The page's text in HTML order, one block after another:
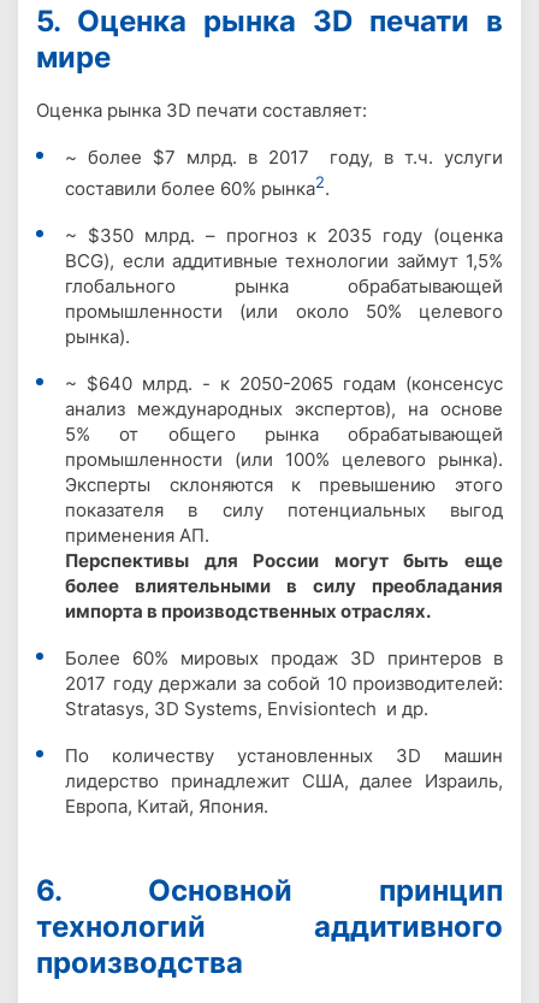
5. Оценка рынка 3D печати в
мире
Оценка рынка 3D печати составляет:
~ более $7 млрд. в 2017 году, в т.ч. услуги
составили более 60% рынка2.
~ $350 млрд. – прогноз к 2035 году (оценка
BCG), если аддитивные технологии займут 1,5%
глобального рынка обрабатывающей
промышленности (или около 50% целевого
рынка).
~ $640 млрд. - к 2050-2065 годам (консенсус
анализ международных экспертов), на основе
5% от общего рынка обрабатывающей
промышленности (или 100% целевого рынка).
Эксперты склоняются к превышению этого
показателя в силу потенциальных выгод
применения АП.
Перспективы для России могут быть еще
более влиятельными в силу преобладания
импорта в производственных отраслях.
Более 60% мировых продаж 3D принтеров в
2017 году держали за собой 10 производителей:
Stratasys, 3D Systems, Envisiontech и др.
По количеству установленных 3D машин
лидерство принадлежит США, далее Израиль,
Европа, Китай, Япония.
6. Основной принцип
технологий аддитивного
производства